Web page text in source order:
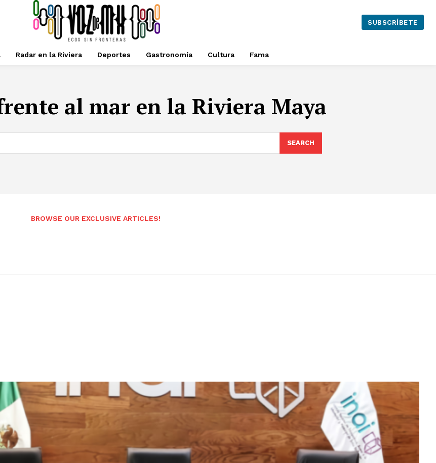
SUBSCRÍBETE
Radar en la Riviera Deportes Gastronomía Cultura Fama
al mar en la Riviera Maya
SEARCH
BROWSE OUR EXCLUSIVE ARTICLES!